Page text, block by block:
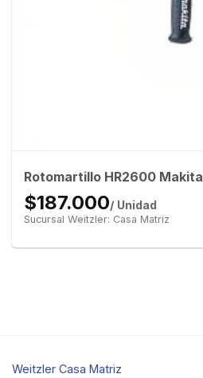
Rotomartillo HR2600 Makita
$187.000/ Unidad
Sucursal Weitzler: Casa Matriz
Weitzler Casa Matriz